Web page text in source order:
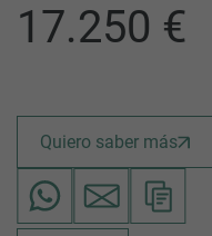
17.250 €
Quiero saber más